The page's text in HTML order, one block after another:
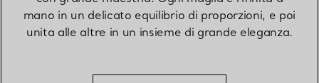
mano in un delicato equilibrio di proporzioni, e poi
unita alle altre in un insieme di grande eleganza.